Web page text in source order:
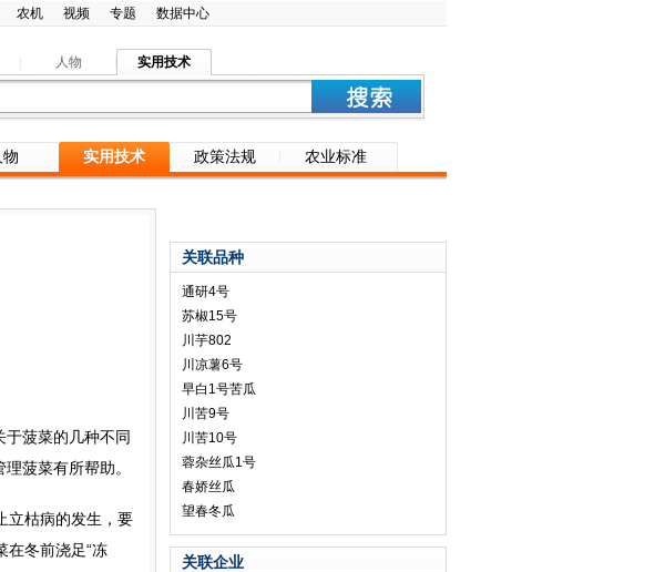
农机 视频 专题 数据中心
人物 实用技术
物 实用技术 政策法规 农业标准
菠菜的几种不同
菠菜有所帮助。
枯病的发生，要
在冬前浇足“冻
关联品种
通研4号
苏椒15号
川芋802
川凉薯6号
早白1号苦瓜
川苦9号
川苦10号
蓉杂丝瓜1号
春娇丝瓜
望春冬瓜
关联企业